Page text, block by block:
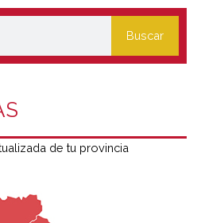
Buscar
de tu provincia